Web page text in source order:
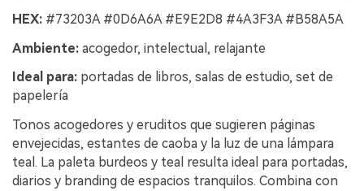
HEX: #73203A #0D6A6A #E9E2D8 #4A3F3A #B58A5A
Ambiente: acogedor, intelectual, relajante
Ideal para: portadas de libros, salas de estudio, set de
papelería
Tonos acogedores y eruditos que sugieren páginas
envejecidas, estantes de caoba y la luz de una lámpara
teal. La paleta burdeos y teal resulta ideal para portadas,
diarios y branding de espacios tranquilos. Combina con